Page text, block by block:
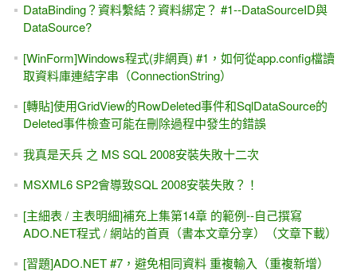
DataBinding？資料繫結？資料綁定？ #1--DataSourceID與
DataSource?
[WinForm]Windows程式(非網頁) #1，如何從app.config檔讀
取資料庫連結字串（ConnectionString）
[轉貼]使用GridView的RowDeleted事件和SqlDataSource的
Deleted事件檢查可能在刪除過程中發生的錯誤
我真是天兵 之 MS SQL 2008安裝失敗十二次
MSXML6 SP2會導致SQL 2008安裝失敗？！
[主細表 / 主表明細]補充上集第14章 的範例--自己撰寫
ADO.NET程式 / 網站的首頁（書本文章分享）（文章下載）
[習題]ADO.NET #7，避免相同資料 重複輸入（重複新增）